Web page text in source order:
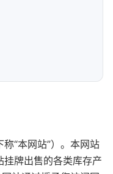
“本网站”）。本网站
牌出售的各类库存产